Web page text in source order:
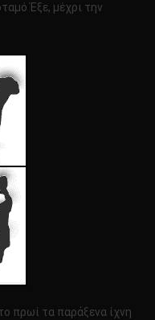
Έξε, μέχρι την
πρωί τα παράξενα ίχνη